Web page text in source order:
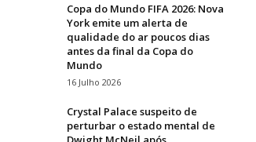
Copa do Mundo FIFA 2026: Nova
York emite um alerta de
qualidade do ar poucos dias
antes da final da Copa do
Mundo
16 Julho 2026
Crystal Palace suspeito de
perturbar o estado mental de